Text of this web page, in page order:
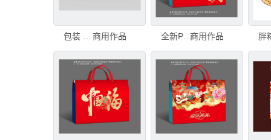
商用作品 全新PSD分层年货礼盒挣钱商用作品